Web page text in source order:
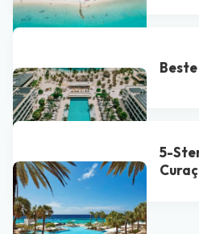
5-
Bekijk alle blogs